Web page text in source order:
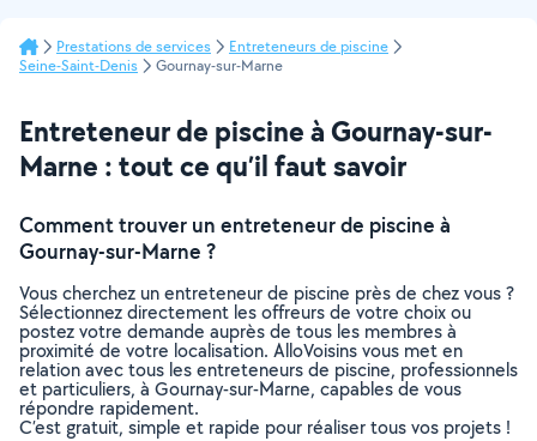
Prestations de services
Entreteneurs de piscine
Seine-Saint-Denis
Gournay-sur-Marne
Entreteneur de piscine à Gournay-sur-
Marne : tout ce qu’il faut savoir
Comment trouver un entreteneur de piscine à
Gournay-sur-Marne ?
Vous cherchez un entreteneur de piscine près de chez vous ?
Sélectionnez directement les offreurs de votre choix ou
postez votre demande auprès de tous les membres à
proximité de votre localisation. AlloVoisins vous met en
relation avec tous les entreteneurs de piscine, professionnels
et particuliers, à Gournay-sur-Marne, capables de vous
répondre rapidement.
C’est gratuit, simple et rapide pour réaliser tous vos projets !